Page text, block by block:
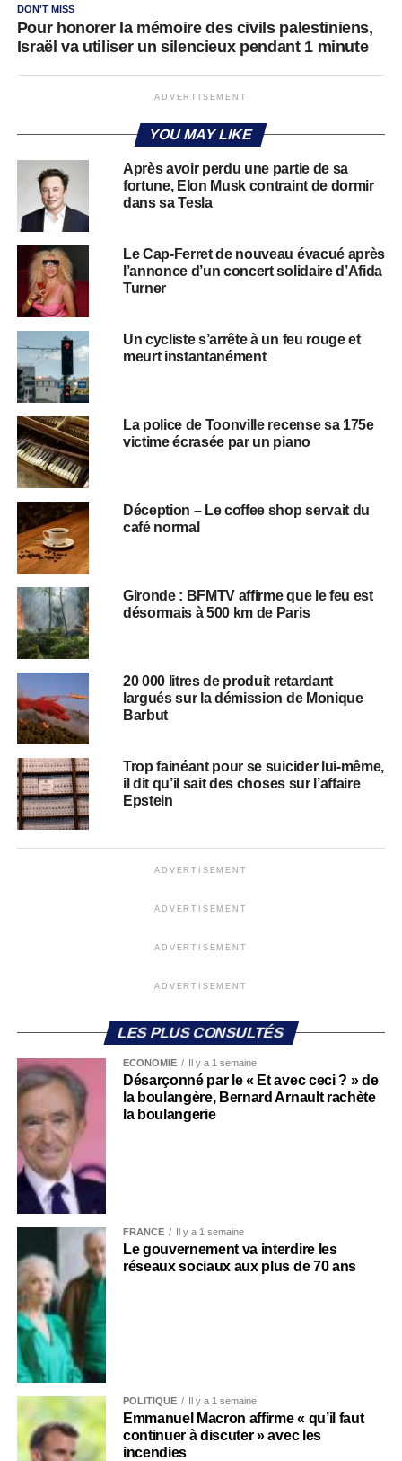
DON'T MISS
Pour honorer la mémoire des civils palestiniens,
Israël va utiliser un silencieux pendant 1 minute
ADVERTISEMENT
YOU MAY LIKE
Après avoir perdu une partie de sa
fortune, Elon Musk contraint de dormir
dans sa Tesla
Le Cap-Ferret de nouveau évacué après
l’annonce d’un concert solidaire d’Afida
Turner
Un cycliste s’arrête à un feu rouge et
meurt instantanément
La police de Toonville recense sa 175e
victime écrasée par un piano
Déception – Le coffee shop servait du
café normal
Gironde : BFMTV affirme que le feu est
désormais à 500 km de Paris
20 000 litres de produit retardant
largués sur la démission de Monique
Barbut
Trop fainéant pour se suicider lui-même,
il dit qu’il sait des choses sur l’affaire
Epstein
ADVERTISEMENT
ADVERTISEMENT
ADVERTISEMENT
ADVERTISEMENT
LES PLUS CONSULTÉS
ECONOMIE Il y a 1 semaine
Désarçonné par le « Et avec ceci ? » de
la boulangère, Bernard Arnault rachète
la boulangerie
FRANCE Il y a 1 semaine
Le gouvernement va interdire les
réseaux sociaux aux plus de 70 ans
POLITIQUE Il y a 1 semaine
Emmanuel Macron affirme « qu’il faut
continuer à discuter » avec les
incendies